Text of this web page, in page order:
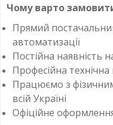
Чому варто
Прямий
автоматизації
Постійна наявність
Професійна технічна
Працюємо з
всій Україні
Офіційне